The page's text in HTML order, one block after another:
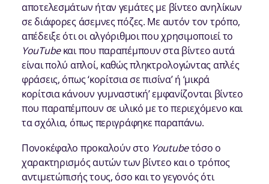
αποτελεσμάτων ήταν γεμάτες με βίντεο ανηλίκων
σε διάφορες άσεμνες πόζες. Με αυτόν τον τρόπο,
απέδειξε ότι οι αλγόριθμοι που χρησιμοποιεί το
YouTubeκαι που παραπέμπουν στα βίντεο αυτά
είναι πολύ απλοί, καθώς πληκτρολογώντας απλές
φράσεις, όπως ‘κορίτσια σε πισίνα’ ή ‘μικρά
κορίτσια κάνουν γυμναστική’ εμφανίζονται βίντεο
που παραπέμπουν σε υλικό με το περιεχόμενο και
τα σχόλια, όπως περιγράφηκε παραπάνω.
Πονοκέφαλο προκαλούν στο Youtubeτόσο ο
χαρακτηρισμός αυτών των βίντεο και ο τρόπος
αντιμετώπισής τους, όσο και το γεγονός ότι